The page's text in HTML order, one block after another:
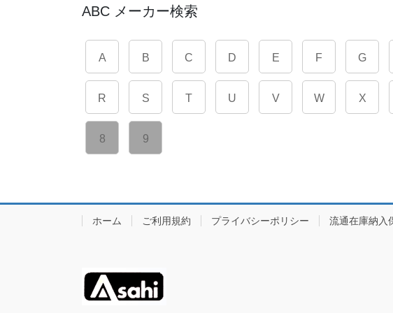
ABC メーカー検索
A B C D E F G
R S T U V W X
8 9
ホーム ご利用規約 プライバシーポリシー 流通在庫納入